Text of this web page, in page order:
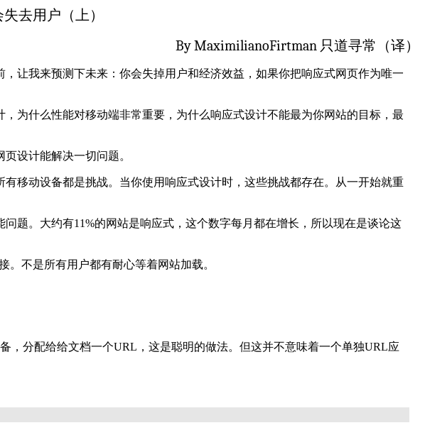
去用户（上）
ByMaximilianoFirtman 只道寻常（译）
让我来预测下未来： 你会失掉用户和经济效益，如果你把响应式网页作为唯一
为什么性能对移动端非常重要，为什么响应式设计不能最为你网站的目标，最
设计能解决一切问题。
移动设备都是挑战。当你使用响应式设计时，这些挑战都存在。从一开始就重
问题。大约有11%的网站是响应式，这个数字每月都在增长，所以现在是谈论这
不是所有用户都有耐心等着网站加载。
，分配给给文档一个URL ，这是聪明的做法。 但这并不意味着一个单独URL应